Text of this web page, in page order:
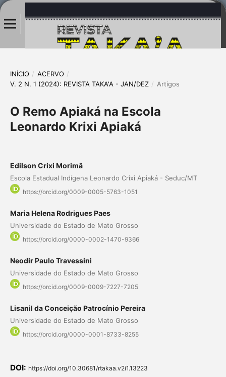
INÍCIO / ACERVO /
V. 2 N. 1 (2024): REVISTA TAKA'A - JAN/DEZ / Artigos
O Remo Apiaká na Escola
Leonardo Krixi Apiaká
Edilson Crixi Morimã
Escola Estadual Indígena Leonardo Crixi Apiaká - Seduc/MT
https://orcid.org/0009-0005-5763-1051
Maria Helena Rodrigues Paes
Universidade do Estado de Mato Grosso
https://orcid.org/0000-0002-1470-9366
Neodir Paulo Travessini
Universidade do Estado de Mato Grosso
https://orcid.org/0009-0009-7227-7205
Lisanil da Conceição Patrocínio Pereira
Universidade do Estado de Mato Grosso
https://orcid.org/0000-0001-8733-8255
DOI: https://doi.org/10.30681/rtakaa.v2i1.13223